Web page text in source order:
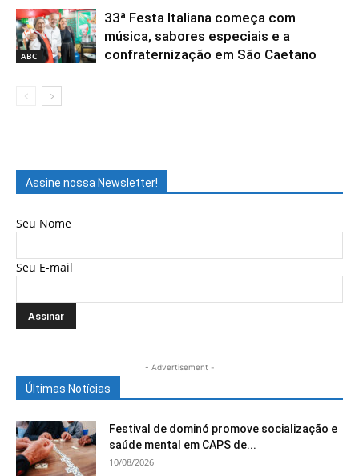
ABC
33ª Festa Italiana começa com
música, sabores especiais e a
confraternização em São Caetano
Assine nossa Newsletter!
Seu Nome
Seu E-mail
- Advertisement -
Últimas Notícias
Festival de dominó promove socialização e
saúde mental em CAPS de...
10/08/2026